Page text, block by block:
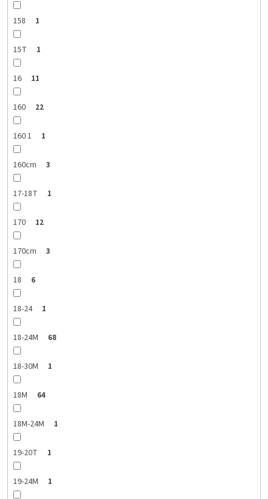
158 1
15T 1
16 11
160 22
160 1 1
160cm 3
17-18T 1
170 12
170cm 3
18 6
18-24 1
18-24M 68
18-30M 1
18M 64
18M-24M 1
19-20T 1
19-24M 1